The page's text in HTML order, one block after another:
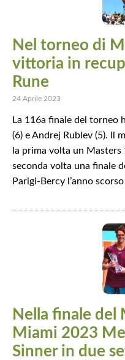
Nel torneo di
vittoria in
Rune
24 Aprile 2023
La 116a finale del torneo
(6) e Andrej Rublev (5). Il
la prima volta un
seconda volta una finale
Parigi-Bercy l’anno
Nella finale del
Miami 2023
Sinner in due